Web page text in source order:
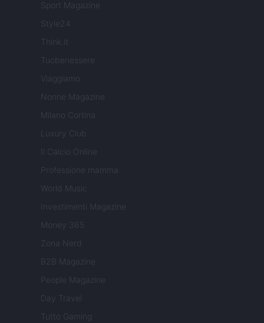
Sport Magazine
Style24
Think.it
Tuobenessere
Viaggiamo
Nonne Magazine
Milano Cortina
Luxury Club
Il Calcio Online
Professione mamma
World Music
Investimenti Magazine
Money 365
Zona Nerd
B2B Magazine
People Magazine
Day Travel
Tutto Gaming